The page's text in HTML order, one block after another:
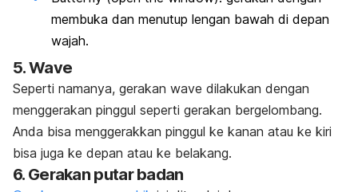
membuka dan menutup lengan bawah di depan
wajah.
5.Wave
Seperti namanya, gerakan wave dilakukan dengan
menggerakan pinggul seperti gerakan bergelombang.
Anda bisa menggerakkan pinggul ke kanan atau ke kiri
bisa juga ke depan atau ke belakang.
6. Gerakan putar badan